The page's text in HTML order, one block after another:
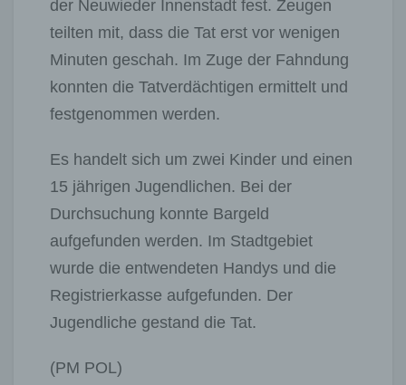
der Neuwieder Innenstadt fest. Zeugen
teilten mit, dass die Tat erst vor wenigen
Minuten geschah. Im Zuge der Fahndung
konnten die Tatverdächtigen ermittelt und
festgenommen werden.
Es handelt sich um zwei Kinder und einen
15 jährigen Jugendlichen. Bei der
Durchsuchung konnte Bargeld
aufgefunden werden. Im Stadtgebiet
wurde die entwendeten Handys und die
Registrierkasse aufgefunden. Der
Jugendliche gestand die Tat.
(PM POL)